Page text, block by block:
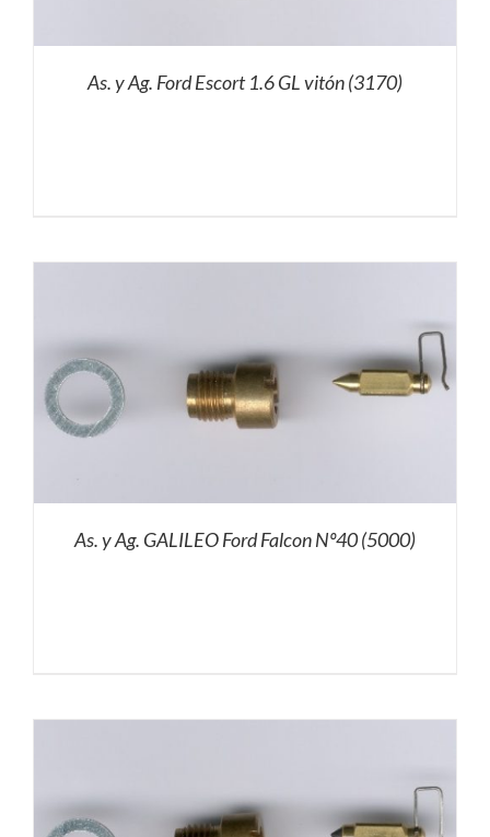
As. y Ag. Ford Escort 1.6 GL vitón (3170)
As. y Ag. GALILEO Ford Falcon Nº40 (5000)